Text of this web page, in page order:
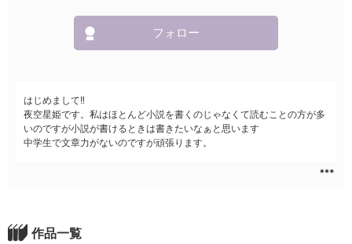
フォロー
はじめまして‼︎
夜空星姫です。私はほとんど小説を書くのじゃなくて読むことの方が多
いのですが小説が書けるときは書きたいなぁと思います
中学生で文章力がないのですが頑張ります。
作品一覧